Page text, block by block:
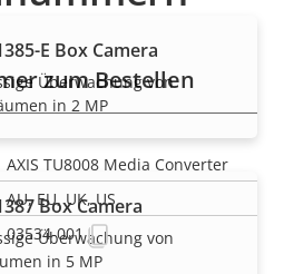
E Box Camera
Überwachung von
in 2 MP
Box Camera
Überwachung von
in 5 MP
zum Bestellen
AXIS TU8008 Media Converter
AU, EU, UK, US
03534-001